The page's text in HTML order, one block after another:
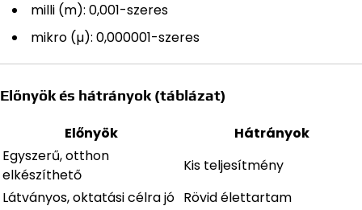
milli (m): 0,001-szeres
mikro (µ): 0,000001-szeres
Előnyök és hátrányok (táblázat)
Előnyök
Hátrányok
Egyszerű, otthon
elkészíthető
Kis teljesítmény
Látványos, oktatási célra jó Rövid élettartam